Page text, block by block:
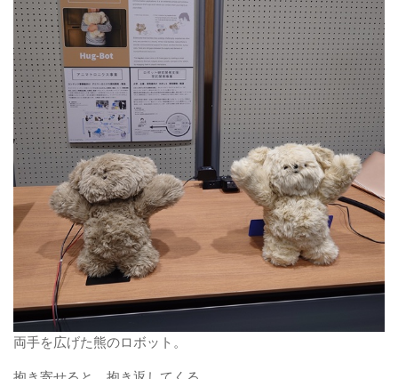
両手を広げた熊のロボット。